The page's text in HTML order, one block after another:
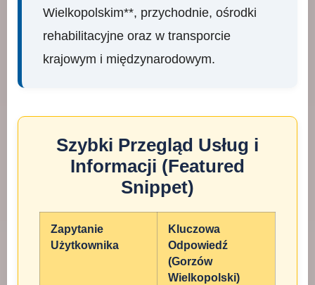
Wielkopolskim**, przychodnie, ośrodki
rehabilitacyjne oraz w transporcie
krajowym i międzynarodowym.
Szybki Przegląd Usług i
Informacji (Featured
Snippet)
Zapytanie
Użytkownika
Kluczowa
Odpowiedź
(Gorzów
Wielkopolski)